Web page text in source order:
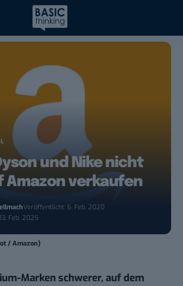
und Nike nicht
Amazon verkaufen
Veröffentlicht: 6. Feb. 2020
Feb. 2025
/ Amazon)
Marken schwerer, auf dem